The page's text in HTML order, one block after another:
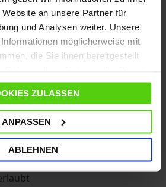
an unsere Partner für
und Analysen weiter. Unsere
möglicherweise mit
die Sie ihnen bereitgestellt
ZULASSEN
ANPASSEN
ABLEHNEN
Trommeltrockner trocknen
trocknen
trocknen im Schatten
Bügeln